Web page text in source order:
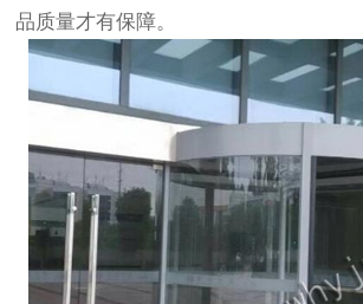
品质量才有保障。